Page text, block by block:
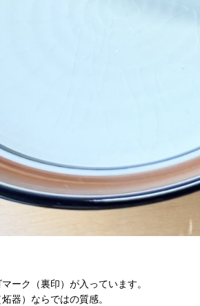
ーク（裏印）が入っています。
器）ならではの質感。